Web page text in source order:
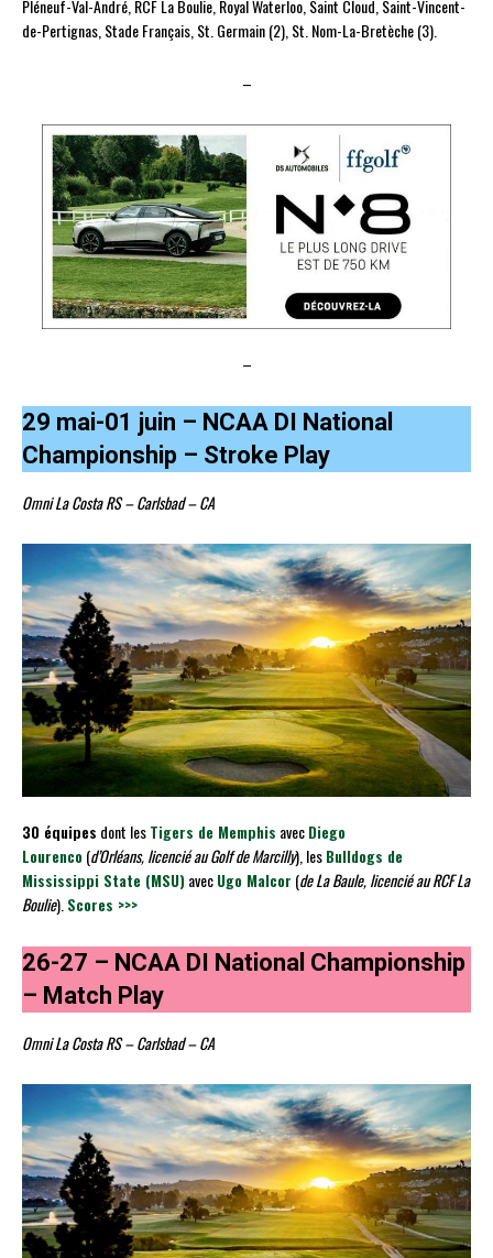
Pléneuf-Val-André, RCF La Boulie, Royal Waterloo, Saint Cloud, Saint-Vincent-
de-Pertignas, Stade Français, St. Germain (2), St. Nom-La-Bretèche (3).
–
–
29 mai-01 juin – NCAA DI National
Championship – Stroke Play
Omni La Costa RS – Carlsbad – CA
30 équipes dont lesTigers de Memphis avecDiego
Lourenco(d’Orléans, licencié au Golf de Marcilly), lesBulldogs de
Mississippi State (MSU)avecUgo Malcor (de La Baule, licencié au RCF La
Boulie). Scores >>>
26-27 – NCAA DI National Championship
– Match Play
Omni La Costa RS – Carlsbad – CA